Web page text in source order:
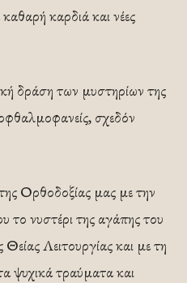
καρδιά και νέες
δράση των μυστηρίων της
σχεδόν
της Ορθοδοξίας μας με την
το νυστέρι της αγάπης του
Λειτουργίας και με τη
ψυχικά τραύματα και